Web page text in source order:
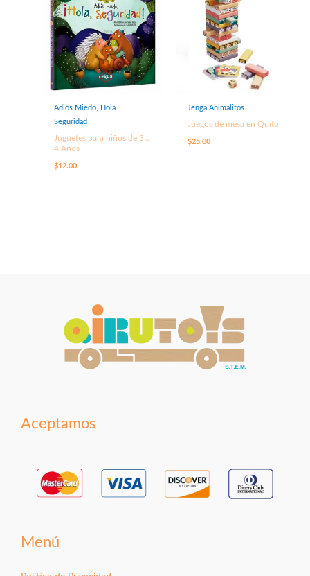
Adiós Miedo, Hola
Seguridad
Juguetes para niños de 3 a
4 Años
$12.00
Jenga Animalitos
Juegos de mesa en Quito
$25.00
Aceptamos
Menú